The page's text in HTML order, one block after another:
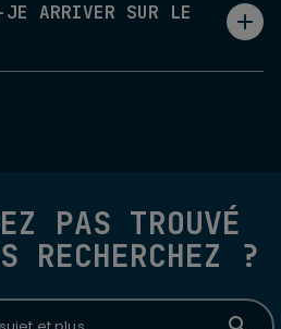
ARRIVER SUR LE
PAS TROUVÉ
RECHERCHEZ ?